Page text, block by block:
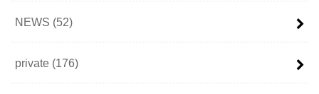
NEWS (52)
private (176)